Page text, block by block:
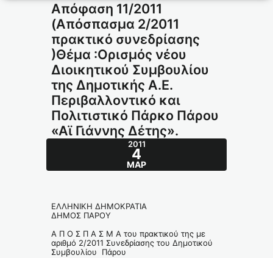
Απόφαση 11/2011
(Απόσπασμα 2/2011
πρακτικό συνεδρίασης
)Θέμα :Ορισμός νέου
Διοικητικού Συμβουλίου
της Δημοτικής Α.Ε.
Περιβαλλοντικό και
Πολιτιστικό Πάρκο Πάρου
«Αϊ Γιάννης Δέτης».
2011
4
ΜΑΡ
ΕΛΛΗΝΙΚΗ ΔΗΜΟΚΡΑΤΙΑ
ΔΗΜΟΣ ΠΑΡΟΥ
Α Π Ο Σ Π Α Σ Μ Α του πρακτικού της με
αριθμό 2/2011 Συνεδρίασης του Δημοτικού
Συμβουλίου Πάρου